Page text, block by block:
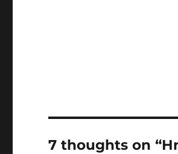
7 thoughts on